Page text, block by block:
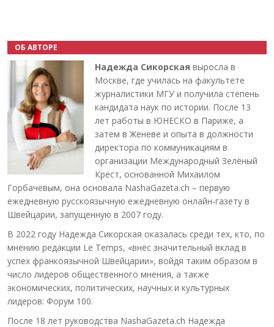
ОБ АВТОРЕ
Надежда Сикорская выросла в
Москве, где училась на факультете
журналистики МГУ и получила степень
кандидата наук по истории. После 13
лет работы в ЮНЕСКО в Париже, а
затем в Женеве и опыта в должности
директора по коммуникациям в
организации Международный Зелёный
Крест, основанной Михаилом
Горбачёвым, она основала NashaGazeta.ch – первую
ежедневную русскоязычную ежедневную онлайн-газету в
Швейцарии, запущенную в 2007 году.
В 2022 году Надежда Сикорская оказалась среди тех, кто, по
мнению редакции Le Temps, «внёс значительный вклад в
успех франкоязычной Швейцарии», войдя таким образом в
число лидеров общественного мнения, а также
экономических, политических, научных и культурных
лидеров: Форум 100.
После 18 лет руководства NashaGazeta.ch Надежда